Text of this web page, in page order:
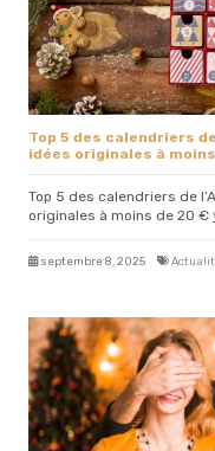
Top 5 des calendriers
idées originales à
Top 5 des calendriers de
originales à moins de 20 €
septembre 8, 2025